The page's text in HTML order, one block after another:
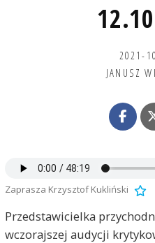
2021-
JANUSZ
Zaprasza Krzysztof Kukliński
Przedstawicielka
wczorajszej audycji